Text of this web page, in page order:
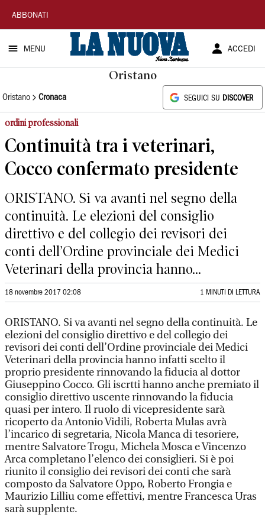
La
Nuova
Sardegna
ABBONATI
MENU ACCEDI
Oristano
Oristano Cronaca SEGUICI SU DISCOVER
ordini professionali
Continuità tra i veterinari,
Cocco confermato presidente
ORISTANO. Si va avanti nel segno della
continuità. Le elezioni del consiglio
direttivo e del collegio dei revisori dei
conti dell’Ordine provinciale dei Medici
Veterinari della provincia hanno...
18 novembre 2017 02:08 1 MINUTI DI LETTURA
ORISTANO. Si va avanti nel segno della continuità. Le
elezioni del consiglio direttivo e del collegio dei
revisori dei conti dell’Ordine provinciale dei Medici
Veterinari della provincia hanno infatti scelto il
proprio presidente rinnovando la fiducia al dottor
Giuseppino Cocco. Gli iscrtti hanno anche premiato il
consiglio direttivo uscente rinnovando la fiducia
quasi per intero. Il ruolo di vicepresidente sarà
ricoperto da Antonio Vidili, Roberta Mulas avrà
l’incarico di segretaria, Nicola Manca di tesoriere,
mentre Salvatore Trogu, Michela Mosca e Vincenzo
Arca completano l’elenco dei consiglieri. Si è poi
riunito il consiglio dei revisori dei conti che sarà
composto da Salvatore Oppo, Roberto Frongia e
Maurizio Lilliu come effettivi, mentre Francesca Uras
sarà supplente.